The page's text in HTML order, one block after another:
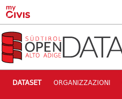
Skip to main content
DATASET ORGANIZZAZIONI